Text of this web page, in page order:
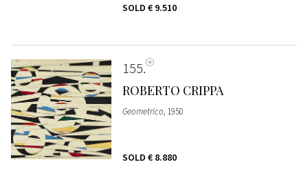
SOLD € 9.510
155
ROBERTO CRIPPA
Geometrico, 1950
SOLD € 8.880